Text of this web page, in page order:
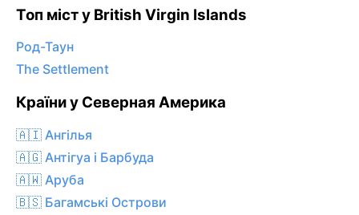
Топ міст у British Virgin Islands
Род-Таун
The Settlement
Країни у Северная Америка
🇦🇮 Ангілья
🇦🇬 Антігуа і Барбуда
🇦🇼 Аруба
🇧🇸 Багамські Острови